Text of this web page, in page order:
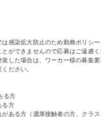
感染拡大防止のため勤務ポリシ
ができませんので応募はご遠慮
した場合は、ワーカー様の募集
ださい。
る方
る方
がある方（濃厚接触者の方、クラ